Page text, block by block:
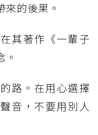
的後果。
其著作《一輩子
路。在用心選擇
音，不要用別人